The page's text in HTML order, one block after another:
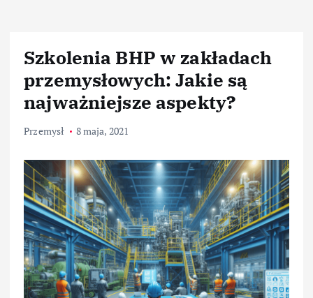
Szkolenia BHP w zakładach
przemysłowych: Jakie są
najważniejsze aspekty?
Przemysł 8 maja, 2021